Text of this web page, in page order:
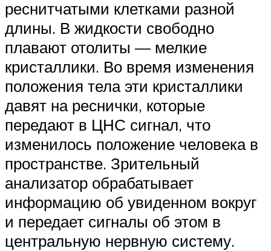
реснитчатыми клетками разной
длины. В жидкости свободно
плавают отолиты — мелкие
кристаллики. Во время изменения
положения тела эти кристаллики
давят на реснички, которые
передают в ЦНС сигнал, что
изменилось положение человека в
пространстве. Зрительный
анализатор обрабатывает
информацию об увиденном вокруг
и передает сигналы об этом в
центральную нервную систему.